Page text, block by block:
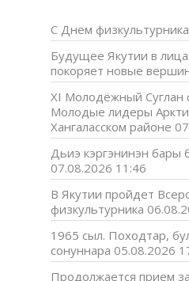
С Днем
Будущее Якутии в
покоряет новые
XI Молодёжный Суглан
Молодые лидеры
Хангаласском районе
Дьиэ кэргэнинэн бары
07.08.2026 11:46
В Якутии пройдет
физкультурника
1965 сыл. Походтар,
сонуннара 05.08.2026
Продолжается прием